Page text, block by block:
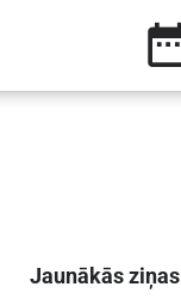
Jaunākās ziņas